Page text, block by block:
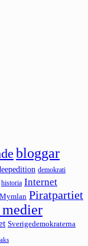
bloggar
demokrati
historia Internet
Mymlan Piratpartiet
Sverigedemokraterna